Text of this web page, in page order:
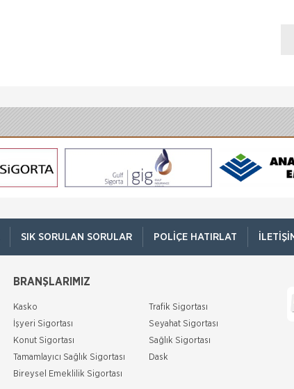
SIK SORULAN SORULAR POLIÇE HATIRLAT
BRANŞLARIMIZ
Kasko
Trafik Sigortası
İşyeri Sigortası
Seyahat Sigortası
Konut Sigortası
Sağlık Sigortası
Tamamlayıcı Sağlık Sigortası
Dask
Bireysel Emeklilik Sigortası